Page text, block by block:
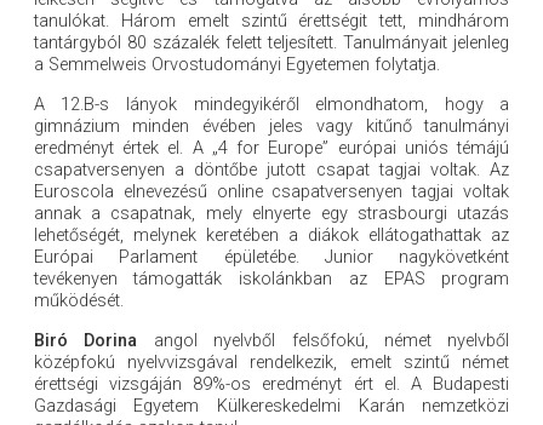
tanulókat. Három emelt szintű érettségit tett, mindhárom
tantárgyból 80 százalék felett teljesített. Tanulmányait jelenleg
a Semmelweis Orvostudományi Egyetemen folytatja.
A 12.B-s lányok mindegyikéről elmondhatom, hogy a
gimnázium minden évében jeles vagy kitűnő tanulmányi
eredményt értek el. A „4 for Europe” európai uniós témájú
csapatversenyen a döntőbe jutott csapat tagjai voltak. Az
Euroscola elnevezésű online csapatversenyen tagjai voltak
annak a csapatnak, mely elnyerte egy strasbourgi utazás
lehetőségét, melynek keretében a diákok ellátogathattak az
Európai Parlament épületébe. Junior nagykövetként
tevékenyen támogatták iskolánkban az EPAS program
működését.
Biró Dorina angol nyelvből felsőfokú, német nyelvből
középfokú nyelvvizsgával rendelkezik, emelt szintű német
érettségi vizsgáján 89%-os eredményt ért el. A Budapesti
Gazdasági Egyetem Külkereskedelmi Karán nemzetközi